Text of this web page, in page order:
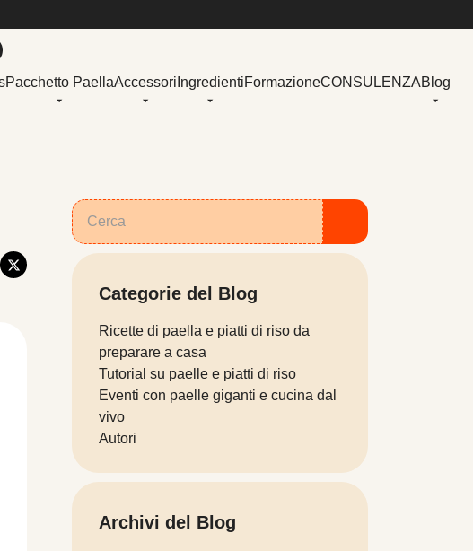
Pacchetto PaellaAccessori IngredientiFormazioneCONSULENZABlog
Categorie del Blog
Ricette di paella e piatti di riso da
preparare a casa
Tutorial su paelle e piatti di riso
Eventi con paelle giganti e cucina dal
vivo
Autori
Archivi del Blog